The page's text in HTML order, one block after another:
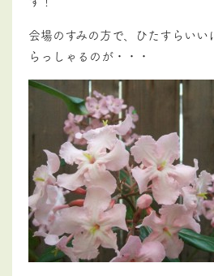
会場のすみの方で、ひたすらい
らっしゃるのが・・・